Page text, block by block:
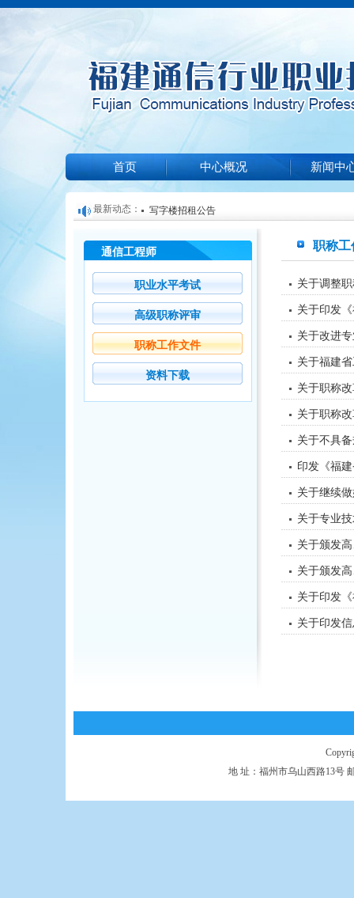
首页 中心概况 新闻中
最新动态： 写字楼招租公告
福建通信行业职业技能鉴定中心关于信息通信培
机构遴选结果的公告
关于公布2024年福建省信息通信行业职业技能竞
培训项目收费标准公示（2024）002
通信工程师
职业水平考试
高级职称评审
职称工作文件
资料下载
职称工
关于调整
关于印发
关于改进
关于福建
关于职称
关于职称
关于不具
印发《福
关于继续
关于专业
关于颁发
关于颁发
关于印发
关于印发
地 址：福州市乌山西路13号